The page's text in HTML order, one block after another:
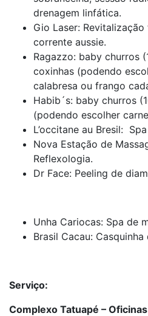
drenagem linfática.
Gio Laser:
corrente aussie.
Ragazzo: baby churros
coxinhas (podendo
calabresa ou frango
Habib´s: baby churros
(podendo escolher
L’occitane au Bresil:
Nova Estação de
Reflexologia.
Dr Face: Peeling de
Unha Cariocas: Spa de
Brasil Cacau:
Serviço:
Complexo Tatuapé –